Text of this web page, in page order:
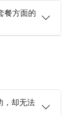
餐方面的
，却无法